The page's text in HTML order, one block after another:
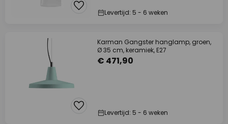
Levertijd: 5 - 6 weken
Karman Gangster hanglamp, groen,
Ø 35 cm, keramiek, E27
€ 471,90
Levertijd: 5 - 6 weken